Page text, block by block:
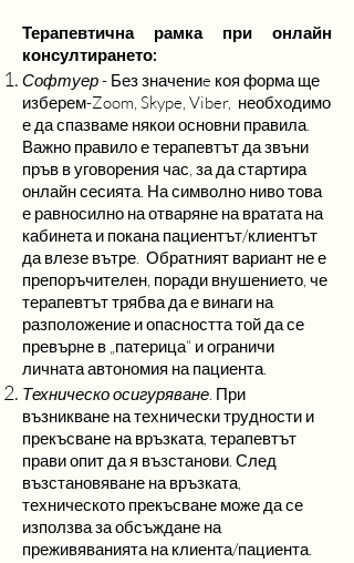
Терапевтична рамка при онлайн
консултирането:
Софтуер- Без значениe коя форма ще
изберем-Zoom, Skype, Viber, необходимо
е да спазваме някои основни правила.
Важно правило е терапевтът да звъни
пръв в уговорения час, за да стартира
онлайн сесията. На символно ниво това
е равносилно на отваряне на вратата на
кабинета и покана пациентът/клиентът
да влезе вътре. Обратният вариант не е
препоръчителен, поради внушението, че
терапевтът трябва да е винаги на
разположение и опасността той да се
превърне в „патерица“ и ограничи
личната автономия на пациента.
Техническо осигуряване. При
възникване на технически трудности и
прекъсване на връзката, терапевтът
прави опит да я възстанови. След
възстановяване на връзката,
техническото прекъсване може да се
използва за обсъждане на
преживяванията на клиента/пациента.